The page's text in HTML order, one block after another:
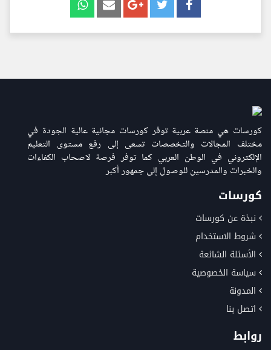
كورسات هي منصة عربية توفر كورسات مجانية عالية الجودة في
مختلف المجالات والتخصصات تسعى إلى رفع مستوى التعليم
الإلكتروني في الوطن العربي كما توفر فرصة لاصحاب الكفاءات
والخبرات والمدرسين للوصول إلى جمهور أكبر
كورسات
نبذة عن كورسات
شروط الاستخدام
الأسئلة الشائعة
سياسة الخصوصية
المدونة
اتصل بنا
روابط